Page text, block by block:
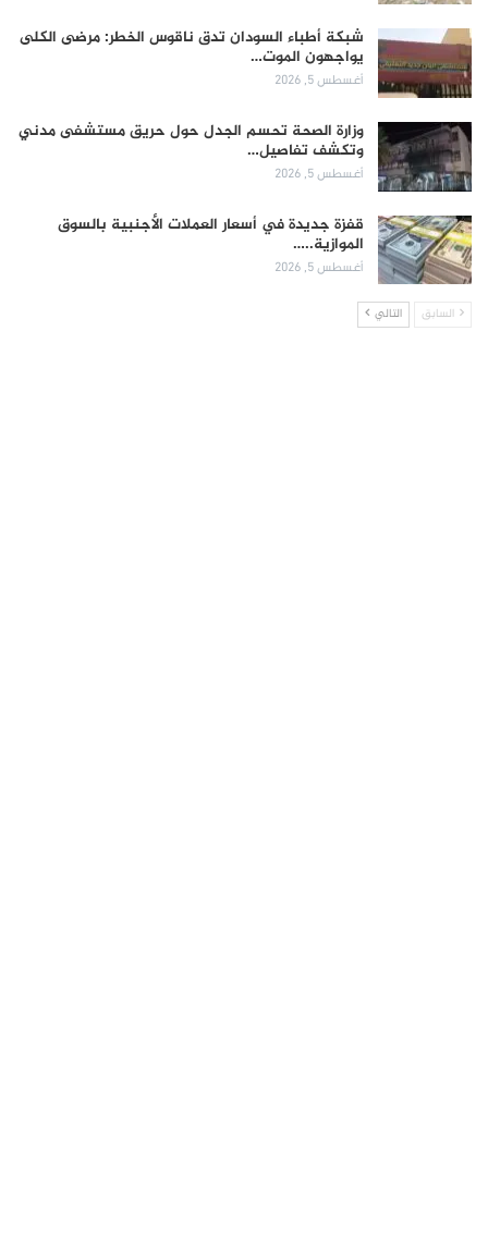
شبكة أطباء السودان تدق ناقوس الخطر: مرضى الكلى
يواجهون الموت…
أغسطس 5, 2026
وزارة الصحة تحسم الجدل حول حريق مستشفى مدني
وتكشف تفاصيل…
أغسطس 5, 2026
قفزة جديدة في أسعار العملات الأجنبية بالسوق
الموازية..…
أغسطس 5, 2026
السابق التالي